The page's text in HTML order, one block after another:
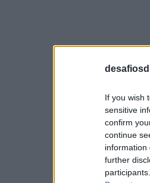
If you wish
sensitive
confirm
continue
information
further